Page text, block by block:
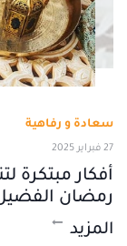
سعادة و رفاهية
27 فبراير 2025
أفكار
رمضان
المزيد